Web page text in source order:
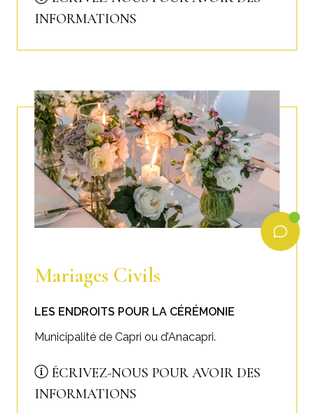
INFORMATIONS
Mariages Civils
LES ENDROITS POUR LA CÉRÉMONIE
Municipalité de Capri ou d’Anacapri.
ÉCRIVEZ-NOUS POUR AVOIR DES
INFORMATIONS